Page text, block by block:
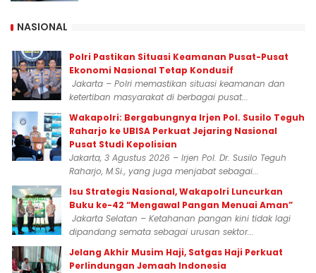
NASIONAL
Polri Pastikan Situasi Keamanan Pusat-Pusat
Ekonomi Nasional Tetap Kondusif
Jakarta – Polri memastikan situasi keamanan dan
ketertiban masyarakat di berbagai pusat...
Wakapolri: Bergabungnya Irjen Pol. Susilo Teguh
Raharjo ke UBISA Perkuat Jejaring Nasional
Pusat Studi Kepolisian
Jakarta, 3 Agustus 2026 – Irjen Pol. Dr. Susilo Teguh
Raharjo, M.Si., yang juga menjabat sebagai...
Isu Strategis Nasional, Wakapolri Luncurkan
Buku ke-42 “Mengawal Pangan Menuai Aman”
Jakarta Selatan – Ketahanan pangan kini tidak lagi
dipandang semata sebagai urusan sektor...
Jelang Akhir Musim Haji, Satgas Haji Perkuat
Perlindungan Jemaah Indonesia